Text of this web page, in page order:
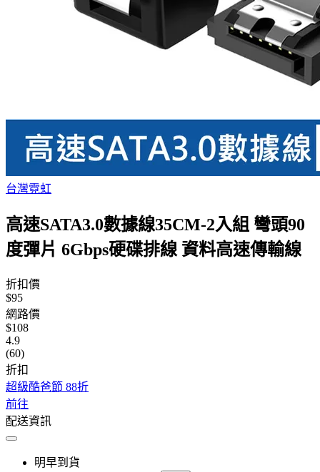
台灣霓虹
高速SATA3.0數據線35CM-2入組 彎頭90
度彈片 6Gbps硬碟排線 資料高速傳輸線
折扣價
$95
網路價
$108
4.9
(60)
折扣
超級酷爸節 88折
前往
配送資訊
明早到貨